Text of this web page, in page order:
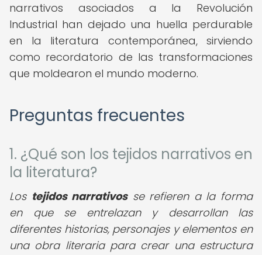
narrativos asociados a la Revolución
Industrial han dejado una huella perdurable
en la literatura contemporánea, sirviendo
como recordatorio de las transformaciones
que moldearon el mundo moderno.
Preguntas frecuentes
1. ¿Qué son los tejidos narrativos en
la literatura?
Los tejidos narrativosse refieren a la forma
en que se entrelazan y desarrollan las
diferentes historias, personajes y elementos en
una obra literaria para crear una estructura